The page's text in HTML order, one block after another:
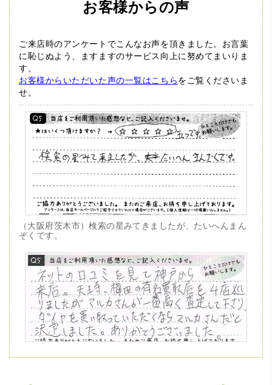
お客様からの声
ご来店時のアンケートでこんなお声を頂きました。 お言葉
に恥じぬよう、ますますのサービス向上に努めてまいりま
す。
お客様からいただいた声の一覧はこちらをご覧くださいま
せ。
（大阪府茨木市）検索の星みてきましたが、たいへんまん
ぞくです。